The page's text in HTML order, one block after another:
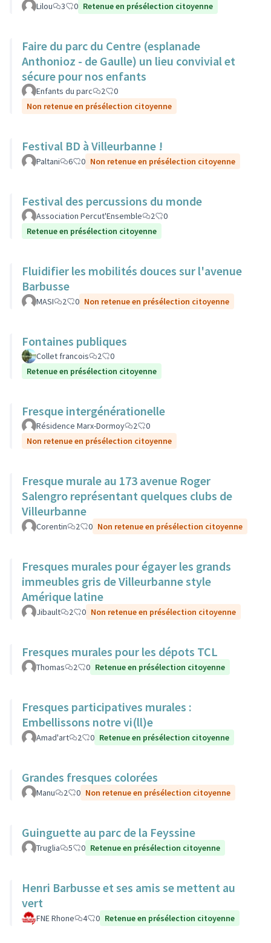
Lilou 3 0 Retenue en présélection citoyenne
Faire du parc du Centre (esplanade
Anthonioz - de Gaulle) un lieu convivial et
sécure pour nos enfants
Enfants du parc 2
0
Non retenue en présélection citoyenne
Festival BD à Villeurbanne !
Paltani 6 0 Non retenue en présélection citoyenne
Festival des percussions du monde
Association Percut'Ensemble 2
0
Retenue en présélection citoyenne
Fluidifier les mobilités douces sur l'avenue
Barbusse
MASI 2 0 Non retenue en présélection citoyenne
Fontaines publiques
Collet francois 2
0
Retenue en présélection citoyenne
Fresque intergénérationelle
Résidence Marx-Dormoy 2
0
Non retenue en présélection citoyenne
Fresque murale au 173 avenue Roger
Salengro représentant quelques clubs de
Villeurbanne
Corentin 2 0 Non retenue en présélection citoyenne
Fresques murales pour égayer les grands
immeubles gris de Villeurbanne style
Amérique latine
Jibault 2 0 Non retenue en présélection citoyenne
Fresques murales pour les dépots TCL
Thomas 2 0 Retenue en présélection citoyenne
Fresques participatives murales :
Embellissons notre vi(ll)e
Amad'art 2 0 Retenue en présélection citoyenne
Grandes fresques colorées
Manu 2 0 Non retenue en présélection citoyenne
Guinguette au parc de la Feyssine
Truglia 5 0 Retenue en présélection citoyenne
Henri Barbusse et ses amis se mettent au
vert
FNE Rhone 4 0 Retenue en présélection citoyenne